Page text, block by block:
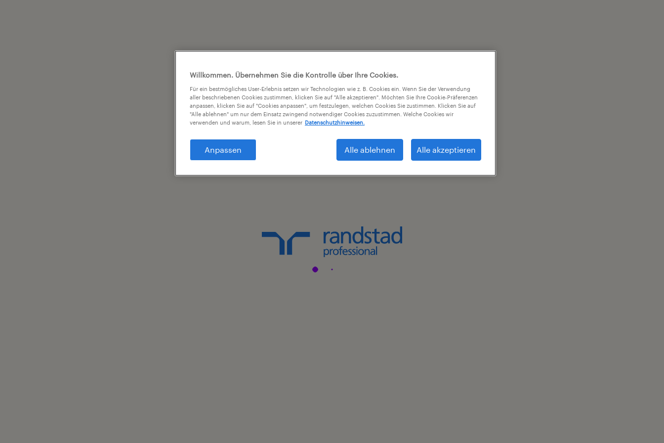
Willkommen. Übernehmen Sie die Kontrolle über Ihre Cookies.
Für ein bestmögliches User-Erlebnis setzen wir Technologien wie z. B. Cookies ein. Wenn Sie der Verwendung
aller beschriebenen Cookies zustimmen, klicken Sie auf "Alle akzeptieren". Möchten Sie Ihre Cookie-Präferenzen
anpassen, klicken Sie auf "Cookies anpassen", um festzulegen, welchen Cookies Sie zustimmen. Klicken Sie auf
"Alle ablehnen" um nur dem Einsatz zwingend notwendiger Cookies zuzustimmen. Welche Cookies wir
verwenden und warum, lesen Sie in unserer Datenschutzhinweisen.
Anpassen Alle ablehnen Alle akzeptieren